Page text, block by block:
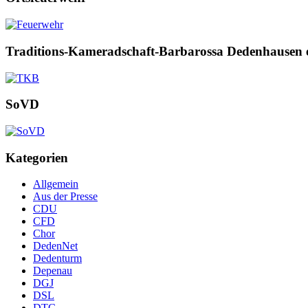
Traditions-Kameradschaft-Barbarossa Dedenhausen
SoVD
Kategorien
Allgemein
Aus der Presse
CDU
CFD
Chor
DedenNet
Dedenturm
Depenau
DGJ
DSL